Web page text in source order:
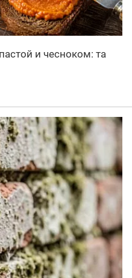
и чесноком: та